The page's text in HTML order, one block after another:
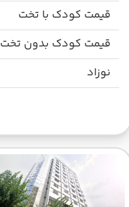
قیمت کودک با تخت
قیمت کودک بدون تخت
نوزاد